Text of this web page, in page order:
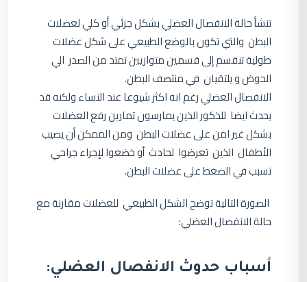
تنشأ حالة الانفصال العضلي بشكل جزئي أو كلي لعضلات
البطن والتي تكون بالوضع الطبيعي على شكل عضلات
طولية تنقسم إلى قسمين متوازيين تمتد من الصدر الي
الحوض و يلتقيان في منتصف البطن.
الانفصال العضلي رغم انه اكثر شيوعا عند النساء ولكنه قد
يحدث ايضا للذكور الذين يمارسون تمارين رفع العضلات
بشكل غير امن على عضلات البطن ومن الممكن أن يصيب
الأطفال الذين تعرضوا لحادث أو خضعوا لإجراء جراحي
تسبب في الضغط على عضلات البطن.
الصورة التالية توضح الشكل الطبيعي للعضلات مقارنة مع
حالة الانفصال العضلي:
أسباب حدوث الانفصال العضلي: